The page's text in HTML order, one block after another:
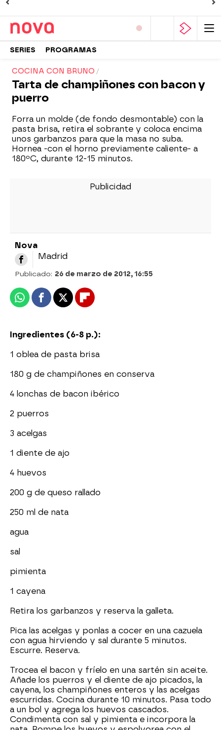
SERIES PROGRAMAS
COCINA CON BRUNO
Tarta de champiñones con bacon y
puerro
Forra un molde (de fondo desmontable) con la
pasta brisa, retira el sobrante y coloca encima
unos garbanzos para que la masa no suba.
Hornea -con el horno previamente caliente- a
180ºC, durante 12-15 minutos.
Nova
Madrid
Publicado: 26 de marzo de 2012, 16:55
WhatsappFacebook
X Flipboard
Ingredientes (6-8 p.):
1 oblea de pasta brisa
180 g de champiñones en conserva
4 lonchas de bacon ibérico
2 puerros
3 acelgas
1 diente de ajo
4 huevos
200 g de queso rallado
250 ml de nata
agua
sal
pimienta
1 cayena
Retira los garbanzos y reserva la galleta.
Pica las acelgas y ponlas a cocer en una cazuela
con agua hirviendo y sal durante 5 minutos.
Escurre. Reserva.
Trocea el bacon y fríelo en una sartén sin aceite.
Añade los puerros y el diente de ajo picados, la
cayena, los champiñones enteros y las acelgas
escurridas. Cocina durante 10 minutos. Pasa todo
a un bol y agrega los huevos cascados.
Condimenta con sal y pimienta e incorpora la